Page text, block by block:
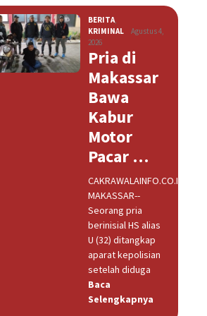
BERITA
KRIMINAL
Agustus 4,
2026
Pria di
Makassar
Bawa
Kabur
Motor
Pacar …
CAKRAWALAINFO.CO.ID,
MAKASSAR--
Seorang pria
berinisial HS alias
U (32) ditangkap
aparat kepolisian
setelah diduga
Baca
Selengkapnya